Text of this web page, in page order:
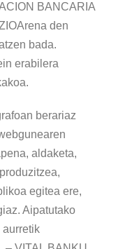
BANCARIA
den
bada.
erabilera
berariaz
aldaketa,
egitea ere,
Aipatutako